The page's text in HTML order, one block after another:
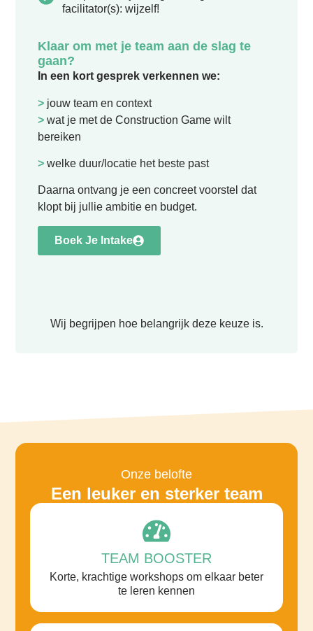
facilitator(s): wijzelf!
Klaar om met je team aan de slag te
gaan?
In een kort gesprek verkennen we:
> jouw team en context
> wat je met de Construction Game wilt
bereiken
> welke duur/locatie het beste past
Daarna ontvang je een concreet voorstel dat
klopt bij jullie ambitie en budget.
Boek Je Intake
Wij begrijpen hoe belangrijk deze keuze is.
Onze belofte
Een leuker en sterker team
TEAM BOOSTER
Korte, krachtige workshops om elkaar beter
te leren kennen